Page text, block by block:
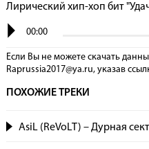
Лирический хип-хоп бит
00:00
Если Вы не можете скачать
Raprussia2017@ya.ru, указав
ПОХОЖИЕ ТРЕКИ
AsiL (ReVoLT) – Дурная